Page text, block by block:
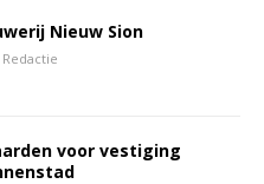
Nieuw Sion
Redactie
voor vestiging